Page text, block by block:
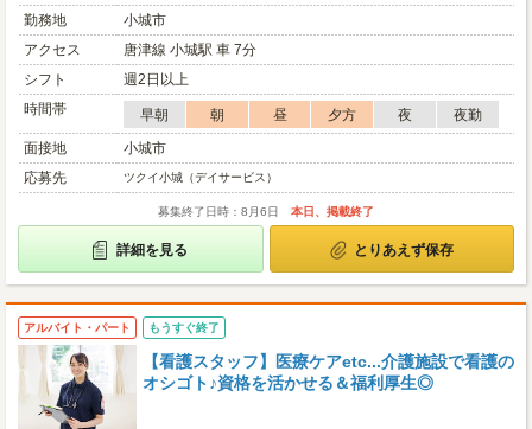
勤務地
小城市
アクセス
唐津線 小城駅 車 7分
シフト
週2日以上
時間帯
早朝 朝 昼 夕方 夜
夜勤
面接地
小城市
応募先
ツクイ小城（デイサービス）
募集終了日時：8月6日 本日、掲載終了
詳細を見る とりあえず保存
アルバイト・パート もうすぐ終了
【看護スタッフ】医療ケアetc...介護施設で看護の
オシゴト♪資格を活かせる＆福利厚生◎